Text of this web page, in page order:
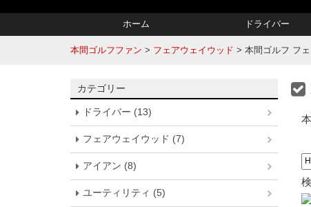
ホーム ドライバー
本間ゴルフファン > フェアウェイウッド > 本間ゴルフ フ
カテゴリー
ドライバー (13)
フェアウェイウッド (7)
アイアン (8)
ユーティリティ (5)